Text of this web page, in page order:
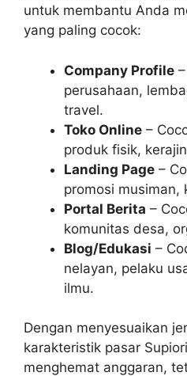
untuk membantu Anda
yang paling cocok:
Company Profile
perusahaan,
travel.
Toko Online –
produk fisik,
Landing Page –
promosi musiman,
Portal Berita –
komunitas desa,
Blog/Edukasi –
nelayan, pelaku
ilmu.
Dengan menyesuaikan
karakteristik pasar
menghemat anggaran,